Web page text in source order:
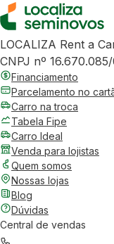
LOCALIZA Rent a
CNPJ nº
Financiamento
Parcelamento no
Carro na troca
Tabela Fipe
Carro Ideal
Venda para lojistas
Quem somos
Nossas lojas
Blog
Dúvidas
Central de vendas